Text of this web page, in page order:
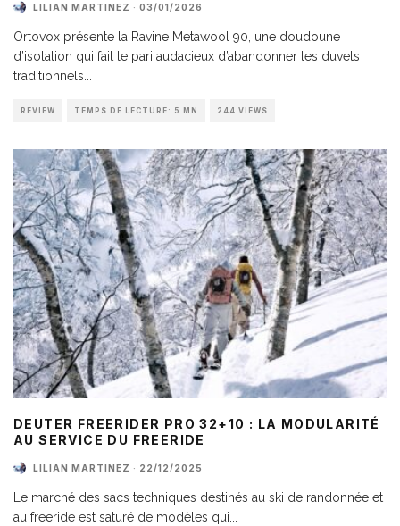
LILIAN MARTINEZ · 03/01/2026
Ortovox présente la Ravine Metawool 90, une doudoune
d’isolation qui fait le pari audacieux d’abandonner les duvets
traditionnels...
REVIEW TEMPS DE LECTURE: 5 MN 244 VIEWS
DEUTER FREERIDER PRO 32+10 : LA MODULARITÉ
AU SERVICE DU FREERIDE
LILIAN MARTINEZ · 22/12/2025
Le marché des sacs techniques destinés au ski de randonnée et
au freeride est saturé de modèles qui